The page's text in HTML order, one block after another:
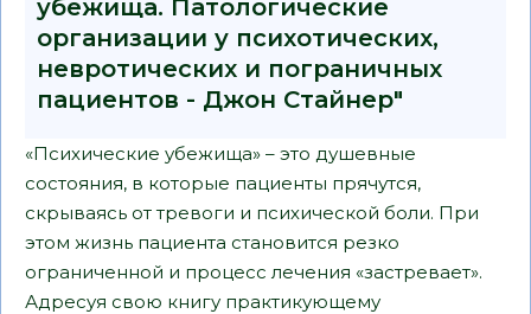
убежища. Патологические
организации у психотических,
невротических и пограничных
пациентов - Джон Стайнер"
«Психические убежища» – это душевные
состояния, в которые пациенты прячутся,
скрываясь от тревоги и психической боли. При
этом жизнь пациента становится резко
ограниченной и процесс лечения «застревает».
Адресуя свою книгу практикующему